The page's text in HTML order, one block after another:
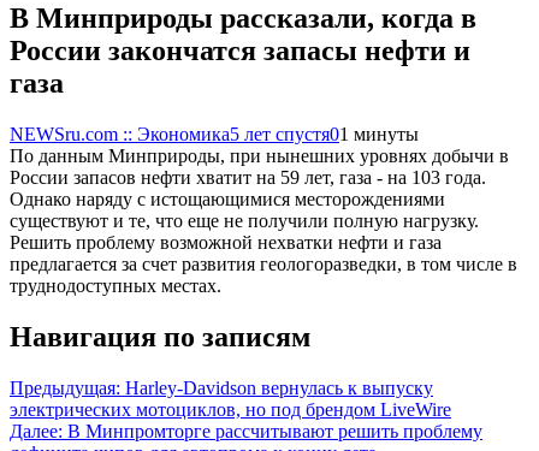
В Минприроды рассказали, когда в
России закончатся запасы нефти и
газа
NEWSru.com :: Экономика5 лет спустя01 минуты
По данным Минприроды, при нынешних уровнях добычи в
России запасов нефти хватит на 59 лет, газа - на 103 года.
Однако наряду с истощающимися месторождениями
существуют и те, что еще не получили полную нагрузку.
Решить проблему возможной нехватки нефти и газа
предлагается за счет развития геологоразведки, в том числе в
труднодоступных местах.
Навигация по записям
Предыдущая: Harley-Davidson вернулась к выпуску
электрических мотоциклов, но под брендом LiveWire
Далее: В Минпромторге рассчитывают решить проблему